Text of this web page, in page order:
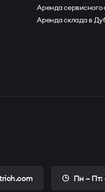
Аренда сервисного
Аренда склада в
Пн – Пт: